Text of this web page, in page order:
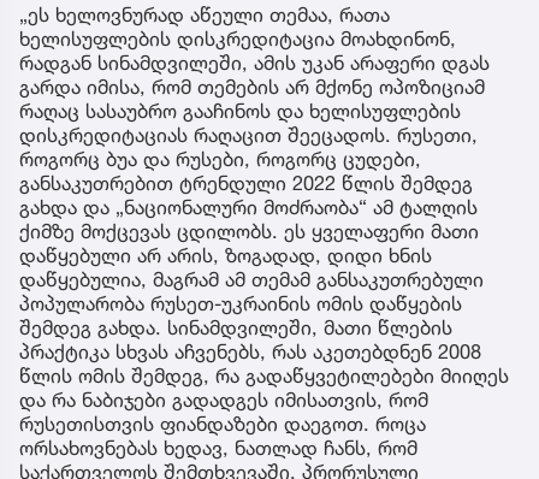
„ეს ხელოვნურად აწეული თემაა, რათა
ხელისუფლების დისკრედიტაცია მოახდინონ,
რადგან სინამდვილეში, ამის უკან არაფერი დგას
გარდა იმისა, რომ თემების არ მქონე ოპოზიციამ
რაღაც სასაუბრო გააჩინოს და ხელისუფლების
დისკრედიტაციას რაღაცით შეეცადოს. რუსეთი,
როგორც ბუა და რუსები, როგორც ცუდები,
განსაკუთრებით ტრენდული 2022 წლის შემდეგ
გახდა და „ნაციონალური მოძრაობა“ ამ ტალღის
ქიმზე მოქცევას ცდილობს. ეს ყველაფერი მათი
დაწყებული არ არის, ზოგადად, დიდი ხნის
დაწყებულია, მაგრამ ამ თემამ განსაკუთრებული
პოპულარობა რუსეთ-უკრაინის ომის დაწყების
შემდეგ გახდა. სინამდვილეში, მათი წლების
პრაქტიკა სხვას აჩვენებს, რას აკეთებდნენ 2008
წლის ომის შემდეგ, რა გადაწყვეტილებები მიიღეს
და რა ნაბიჯები გადადგეს იმისათვის, რომ
რუსეთისთვის ფიანდაზები დაეგოთ. როცა
ორსახოვნებას ხედავ, ნათლად ჩანს, რომ
საქართველოს შემთხვევაში, პრორუსული